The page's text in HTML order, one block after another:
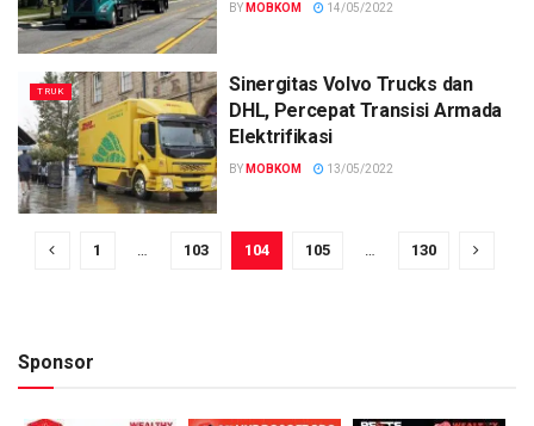
BY MOBKOM 14/05/2022
TRUK
Sinergitas Volvo Trucks dan
DHL, Percepat Transisi Armada
Elektrifikasi
BY MOBKOM 13/05/2022
1 … 103 104 105 … 130
Sponsor